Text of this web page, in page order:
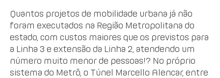
Quantos projetos de mobilidade urbana já não
foram executados na Região Metropolitana do
estado, com custos maiores que os previstos para
a Linha 3 e extensão da Linha 2, atendendo um
número muito menor de pessoas!? No próprio
sistema do Metrô, o Túnel Marcello Alencar, entre